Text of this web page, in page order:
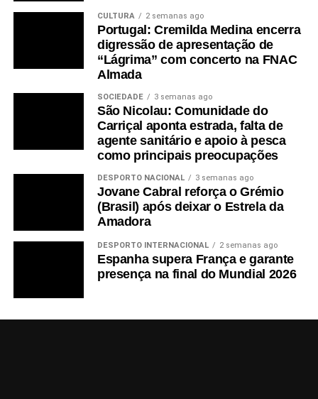
CULTURA 2 semanas ago
Portugal: Cremilda Medina encerra
digressão de apresentação de
“Lágrima” com concerto na FNAC
Almada
SOCIEDADE 3 semanas ago
São Nicolau: Comunidade do
Carriçal aponta estrada, falta de
agente sanitário e apoio à pesca
como principais preocupações
DESPORTO NACIONAL 3 semanas ago
Jovane Cabral reforça o Grémio
(Brasil) após deixar o Estrela da
Amadora
DESPORTO INTERNACIONAL 2 semanas ago
Espanha supera França e garante
presença na final do Mundial 2026